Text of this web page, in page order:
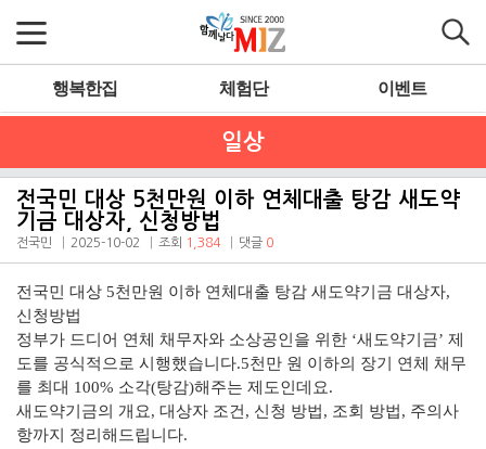
행복한집 체험단 이벤트
일상
전국민 대상 5천만원 이하 연체대출 탕감 새도약
기금 대상자, 신청방법
전국민 2025-10-02 조회 1,384 댓글 0
전국민 대상 5천만원 이하 연체대출 탕감 새도약기금 대상자,
신청방법
정부가 드디어 연체 채무자와 소상공인을 위한 ‘새도약기금’ 제
도를 공식적으로 시행했습니다.5천만 원 이하의 장기 연체 채무
를 최대 100% 소각(탕감)해주는 제도인데요.
새도약기금의 개요, 대상자 조건, 신청 방법, 조회 방법, 주의사
항까지 정리해드립니다.